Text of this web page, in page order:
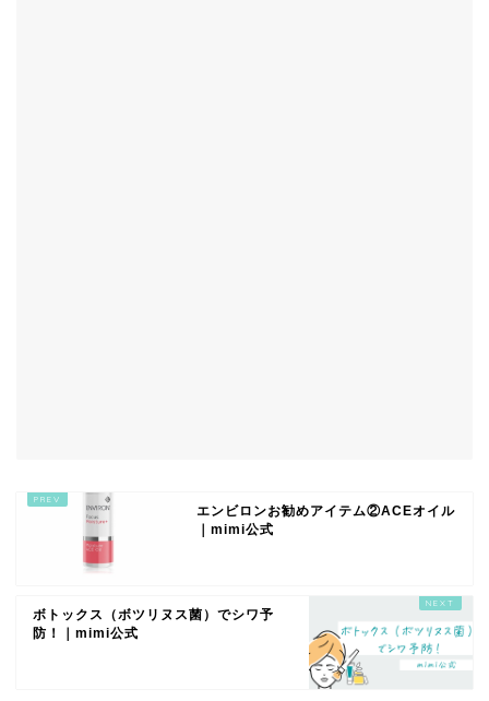
エンビロンお勧めアイテム②ACEオイル
｜mimi公式
ボトックス（ボツリヌス菌）でシワ予
防！｜mimi公式